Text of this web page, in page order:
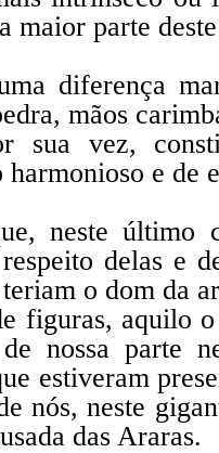
a maior parte
diferença
mãos
sua vez,
e de
neste último
delas e
o dom da
figuras, aquilo
nossa parte
estiveram
nós, neste
das Araras.